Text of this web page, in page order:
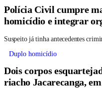
Polícia Civil cumpre
homicídio e integrar
Suspeito já tinha antecedentes
Duplo homicídio
Dois corpos
riacho Jacarecanga,